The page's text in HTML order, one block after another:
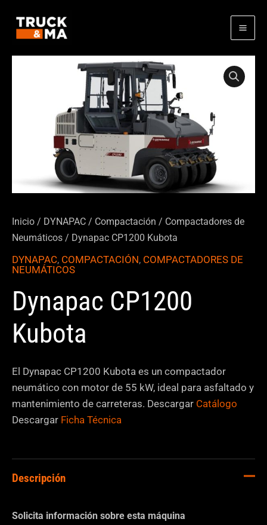
contenido
Inicio / DYNAPAC / Compactación / Compactadores de
Neumáticos / Dynapac CP1200 Kubota
DYNAPAC, COMPACTACIÓN, COMPACTADORES DE
NEUMÁTICOS
Dynapac CP1200
Kubota
El Dynapac CP1200 Kubota es un compactador
neumático con motor de 55 kW, ideal para asfaltado y
mantenimiento de carreteras. Descargar Catálogo
Descargar Ficha Técnica
Descripción
Solicita información sobre esta máquina